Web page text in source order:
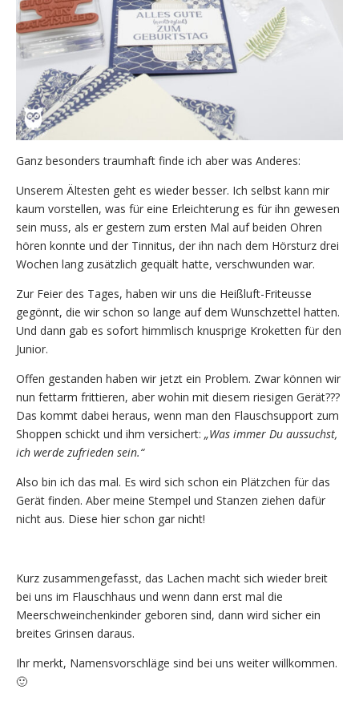
Ganz besonders traumhaft finde ich aber was Anderes:
Unserem Ältesten geht es wieder besser. Ich selbst kann mir
kaum vorstellen, was für eine Erleichterung es für ihn gewesen
sein muss, als er gestern zum ersten Mal auf beiden Ohren
hören konnte und der Tinnitus, der ihn nach dem Hörsturz drei
Wochen lang zusätzlich gequält hatte, verschwunden war.
Zur Feier des Tages, haben wir uns die Heißluft-Friteusse
gegönnt, die wir schon so lange auf dem Wunschzettel hatten.
Und dann gab es sofort himmlisch knusprige Kroketten für den
Junior.
Offen gestanden haben wir jetzt ein Problem. Zwar können wir
nun fettarm frittieren, aber wohin mit diesem riesigen Gerät???
Das kommt dabei heraus, wenn man den Flauschsupport zum
Shoppen schickt und ihm versichert: „Was immer Du aussuchst,
ich werde zufrieden sein.“
Also bin ich das mal. Es wird sich schon ein Plätzchen für das
Gerät finden. Aber meine Stempel und Stanzen ziehen dafür
nicht aus. Diese hier schon gar nicht!
Kurz zusammengefasst, das Lachen macht sich wieder breit
bei uns im Flauschhaus und wenn dann erst mal die
Meerschweinchenkinder geboren sind, dann wird sicher ein
breites Grinsen daraus.
Ihr merkt, Namensvorschläge sind bei uns weiter willkommen.
🙂